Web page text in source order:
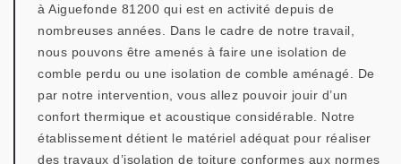
à Aiguefonde 81200 qui est en activité depuis de
nombreuses années. Dans le cadre de notre travail,
nous pouvons être amenés à faire une isolation de
comble perdu ou une isolation de comble aménagé. De
par notre intervention, vous allez pouvoir jouir d’un
confort thermique et acoustique considérable. Notre
établissement détient le matériel adéquat pour réaliser
des travaux d’isolation de toiture conformes aux normes